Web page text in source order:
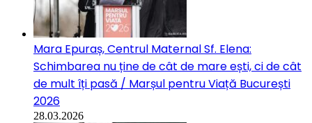
Mara Epuraș, Centrul Maternal Sf. Elena:
Schimbarea nu ține de cât de mare ești, ci de cât
de mult îți pasă / Marșul pentru Viață București
2026
28.03.2026